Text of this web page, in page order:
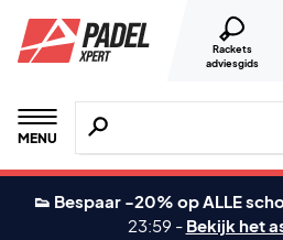
Rackets
adviesgids
MENU
Zoeken naar producten,
👟 Bespaar -20% op ALLE
23:59 - Bekijk het